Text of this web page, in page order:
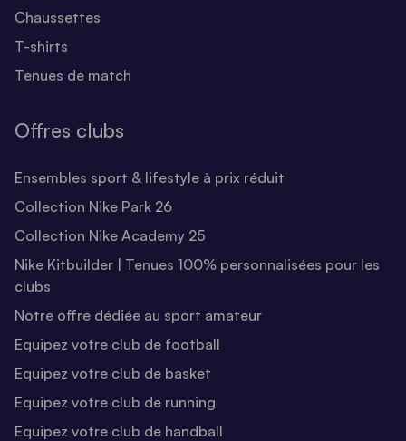
Chaussettes
T-shirts
Tenues de match
Offres clubs
Ensembles sport & lifestyle à prix réduit
Collection Nike Park 26
Collection Nike Academy 25
Nike Kitbuilder | Tenues 100% personnalisées pour les
clubs
Notre offre dédiée au sport amateur
Equipez votre club de football
Equipez votre club de basket
Equipez votre club de running
Equipez votre club de handball